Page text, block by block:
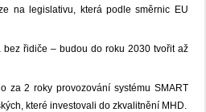
na legislativu, která podle směrnic EU
řidiče – budou do roku 2030 tvořit až
za 2 roky provozování systému SMART
které investovali do zkvalitnění MHD.